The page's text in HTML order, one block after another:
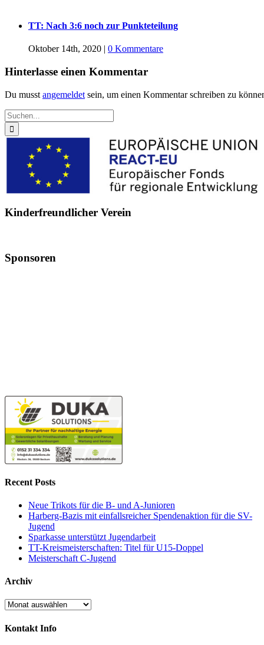
TT: Nach 3:6 noch zur Punkteteilung
Oktober 14th, 2020 | 0 Kommentare
Hinterlasse einen Kommentar
Du musst angemeldet sein, um einen Kommentar schreiben zu
Suche
nach:
Kinderfreundlicher Verein
Sponsoren
Recent Posts
Neue Trikots für die B- und A-Junioren
Harberg-Bazis mit einfallsreicher Spendenaktion für die SV-
Jugend
Sparkasse unterstützt Jugendarbeit
TT-Kreismeisterschaften: Titel für U15-Doppel
Meisterschaft C-Jugend
Archiv
Archiv
Kontakt Info